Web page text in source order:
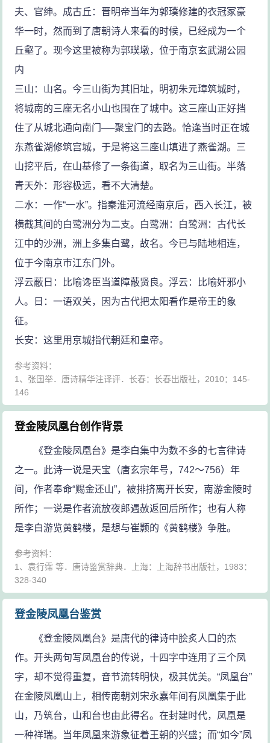
夫、官绅。成古丘：晋明帝当年为郭璞修建的衣冠冢豪
华一时，然而到了唐朝诗人来看的时候，已经成为一个
丘壑了。现今这里被称为郭璞墩，位于南京玄武湖公园
内
三山：山名。今三山街为其旧址，明初朱元璋筑城时，
将城南的三座无名小山也围在了城中。这三座山正好挡
住了从城北通向南门──聚宝门的去路。恰逢当时正在城
东燕雀湖修筑宫城，于是将这三座山填进了燕雀湖。三
山挖平后，在山基修了一条街道，取名为三山街。半落
青天外：形容极远，看不大清楚。
二水：一作“一水”。指秦淮河流经南京后，西入长江，被
横截其间的白鹭洲分为二支。白鹭洲：白鹭洲：古代长
江中的沙洲，洲上多集白鹭，故名。今已与陆地相连，
位于今南京市江东门外。
浮云蔽日：比喻谗臣当道障蔽贤良。浮云：比喻奸邪小
人。日：一语双关，因为古代把太阳看作是帝王的象
征。
长安：这里用京城指代朝廷和皇帝。
参考资料：
1、张国举．唐诗精华注译评．长春：长春出版社，2010：145-
146
登金陵凤凰台创作背景
《登金陵凤凰台》是李白集中为数不多的七言律诗
之一。此诗一说是天宝（唐玄宗年号，742～756）年
间，作者奉命“赐金还山”，被排挤离开长安，南游金陵时
所作；一说是作者流放夜郎遇赦返回后所作；也有人称
是李白游览黄鹤楼，是想与崔颢的《黄鹤楼》争胜。
参考资料：
1、袁行霈 等．唐诗鉴赏辞典．上海：上海辞书出版社，1983：
328-340
登金陵凤凰台鉴赏
《登金陵凤凰台》是唐代的律诗中脍炙人口的杰
作。开头两句写凤凰台的传说，十四字中连用了三个凤
字，却不觉得重复，音节流转明快，极其优美。“凤凰台”
在金陵凤凰山上，相传南朝刘宋永嘉年间有凤凰集于此
山，乃筑台，山和台也由此得名。在封建时代，凤凰是
一种祥瑞。当年凤凰来游象征着王朝的兴盛；而“如今”凤